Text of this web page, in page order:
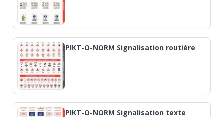
PIKT-O-NORM Signalisation routière
PIKT-O-NORM Signalisation texte